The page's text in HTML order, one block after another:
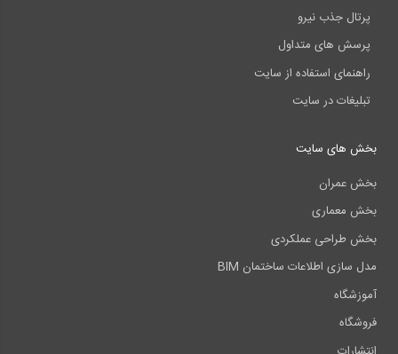
پرتال جذب نیرو
پرسش های متداول
راهنمای استفاده از سایت
تبلیغات در سایت
بخش های سایت
بخش عمران
بخش معماری
بخش طراحی عملکردی
مدل سازی اطلاعات ساختمان BIM
آموزشگاه
فروشگاه